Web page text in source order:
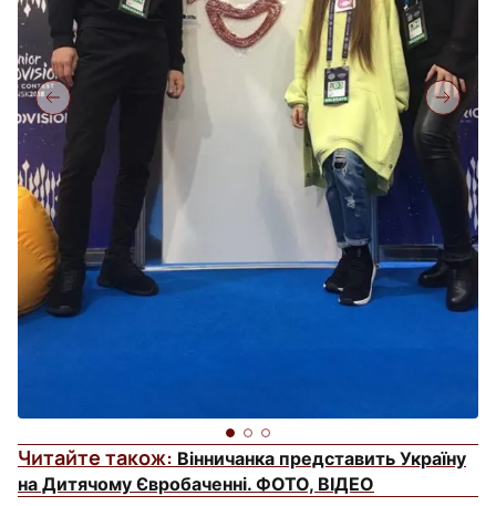
Читайте також: Вінничанка представить Україну
на Дитячому Євробаченні. ФОТО, ВІДЕО